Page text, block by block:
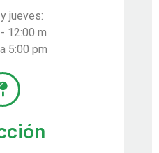
jueves:
12:00 m
5:00 pm